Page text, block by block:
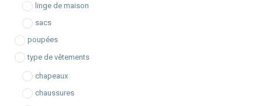
linge de maison
sacs
poupées
type de vêtements
chapeaux
chaussures